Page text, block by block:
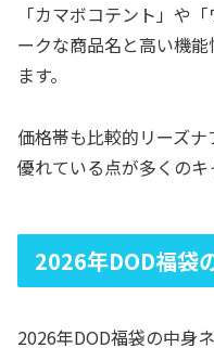
「カマボコテント」や
ークな商品名と高い機
ます。
価格帯も比較的リーズ
優れている点が多くのキ
2026年DOD福袋
2026年DOD福袋の中身